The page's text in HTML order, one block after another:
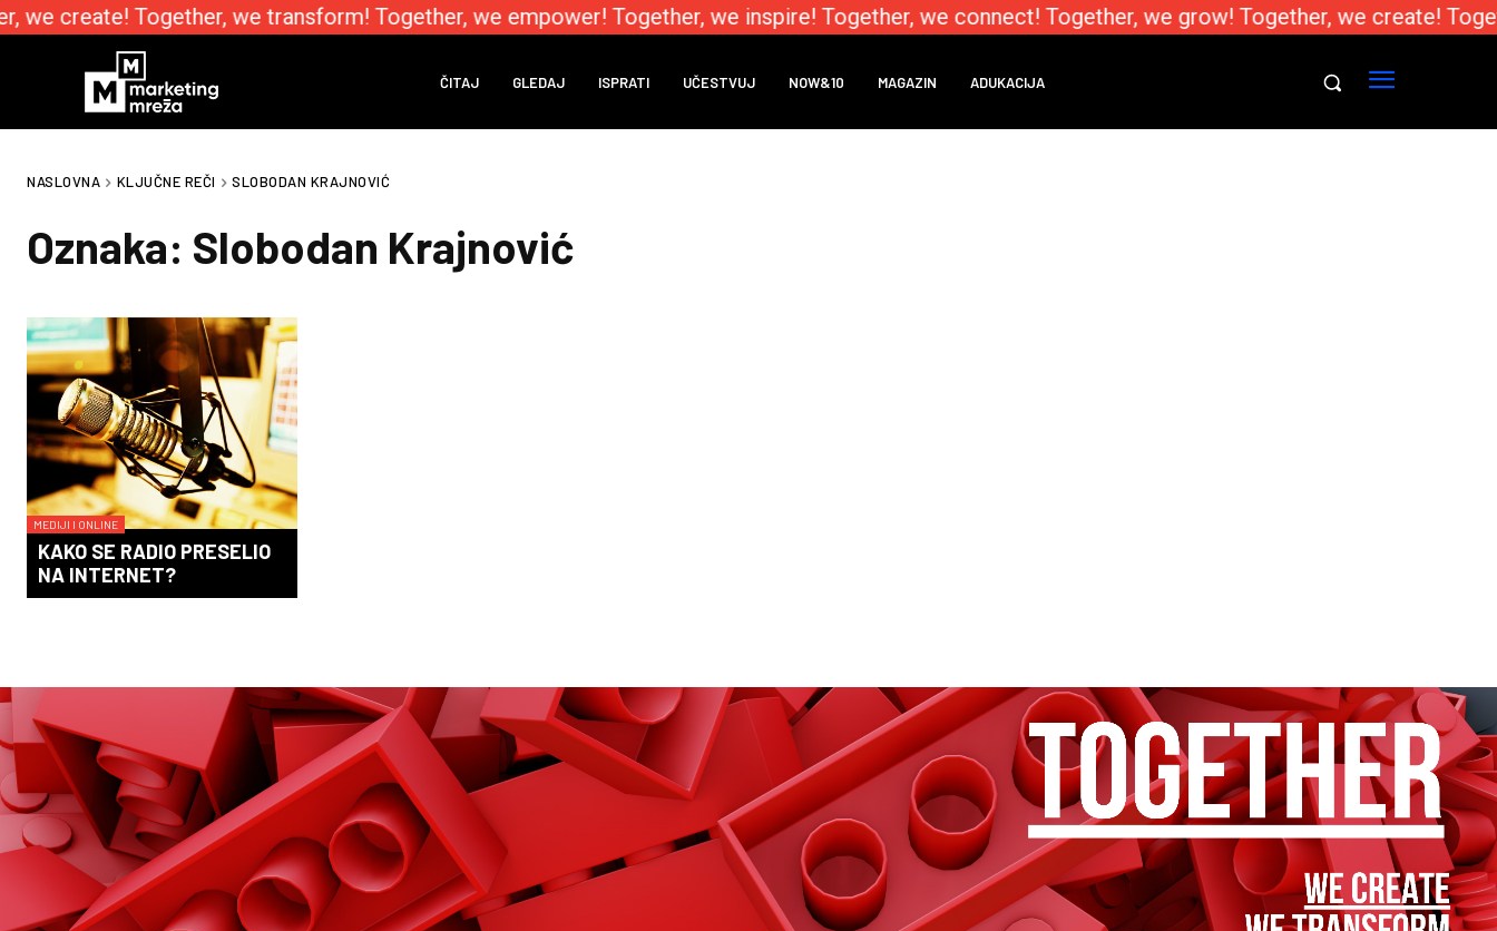
we create! Together, we transform! Together, we empower! Together, we inspire! Together, we connect! Together, we grow! Together, we create!
ČITAJ GLEDAJ ISPRATI UČESTVUJ NOW&10 MAGAZIN ADUKACIJA
NASLOVNA KLJUČNE REČI SLOBODAN KRAJNOVIĆ
Oznaka: Slobodan Krajnović
MEDIJI I ONLINE
KAKO SE RADIO PRESELIO
NA INTERNET?